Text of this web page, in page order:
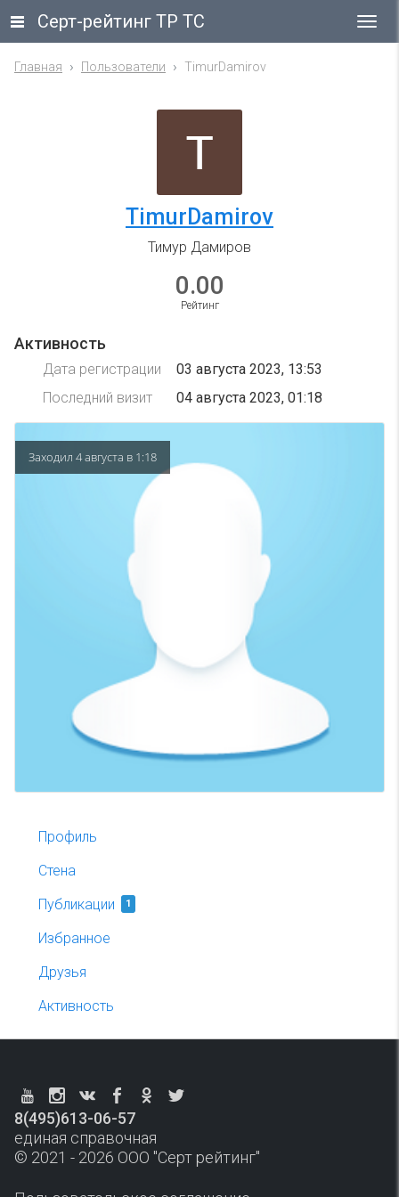
Серт-рейтинг ТР ТС
Главная Пользователи TimurDamirov
TimurDamirov
Тимур Дамиров
0.00
Рейтинг
Активность
Дата регистрации
03 августа 2023, 13:53
Последний визит
04 августа 2023, 01:18
Заходил 4 августа в 1:18
Профиль
Стена
Публикации
1
Избранное
Друзья
Активность
8(495)613-06-57
единая справочная
© 2021 - 2026 ООО "Серт рейтинг"